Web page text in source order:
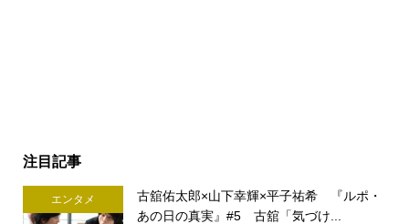
注目記事
エンタメ
古舘佑太郎×山下幸輝×平子祐希 『ルポ・
あの日の真実』#5 古舘「気づけ...